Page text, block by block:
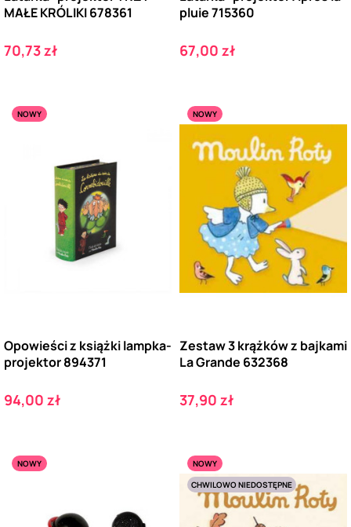
MAŁE KRÓLIKI 678361
Cena
70,73 zł
pluie 715360
Cena
67,00 zł
NOWY
Opowieści z książki lampka-
projektor 894371
Cena
94,00 zł
NOWY
Zestaw 3 krążków z bajkami
La Grande 632368
Cena
37,90 zł
NOWY
NOWY
CHWILOWO NIEDOSTĘPNE